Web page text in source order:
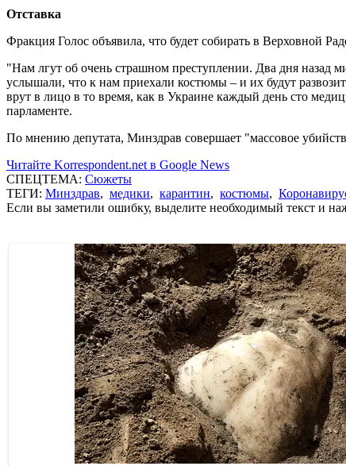
Отставка
Фракция Голос объявила, что будет собирать в Верховной
"Нам лгут об очень страшном преступлении. Два дня назад
услышали, что к нам приехали костюмы – и их будут
врут в лицо в то время, как в Украине каждый день сто
парламенте.
По мнению депутата, Минздрав совершает "массовое
Читайте Korrespondent.net в Google News
СПЕЦТЕМА: Сюжеты
ТЕГИ: Минздрав, медики, карантин, костюмы,
Если вы заметили ошибку, выделите необходимый текст и